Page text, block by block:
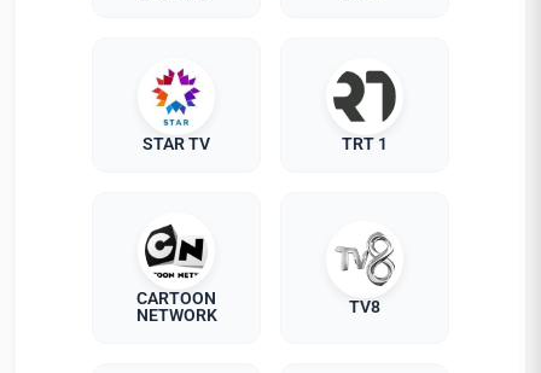
STAR TV TRT 1
CARTOON
NETWORK
TV8